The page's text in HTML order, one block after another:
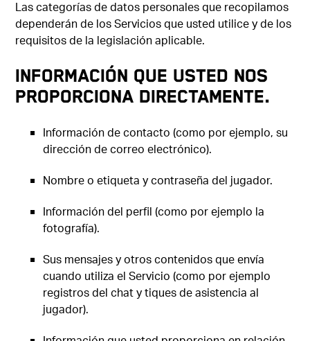
Las categorías de datos personales que recopilamos
dependerán de los Servicios que usted utilice y de los
requisitos de la legislación aplicable.
Información que usted nos
proporciona directamente.
Información de contacto (como por ejemplo, su
dirección de correo electrónico).
Nombre o etiqueta y contraseña del jugador.
Información del perfil (como por ejemplo la
fotografía).
Sus mensajes y otros contenidos que envía
cuando utiliza el Servicio (como por ejemplo
registros del chat y tiques de asistencia al
jugador).